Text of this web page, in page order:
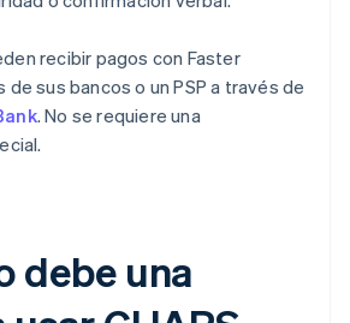
recibir pagos con Faster
sus bancos o un PSP a través de
. No se requiere una
debe una